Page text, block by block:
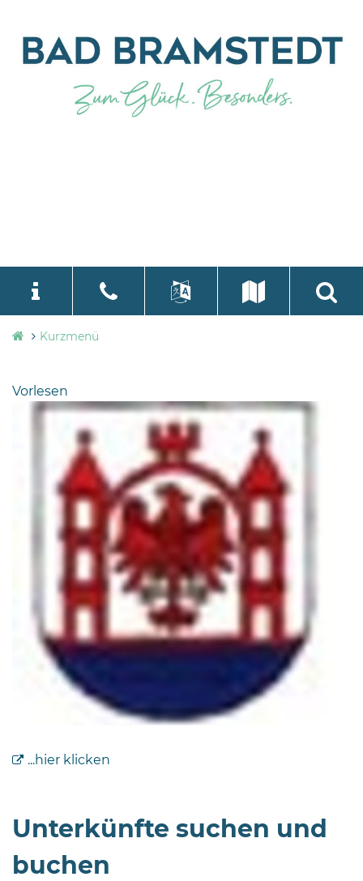
Stadtverwaltung
Bramstedt
Bleeck 15-
Bramstedt
04192-
zentrale@badbramstedt.de
08
language
Kurzmenü
Vorlesen
...hier klicken
Unterkünfte suchen und
buchen